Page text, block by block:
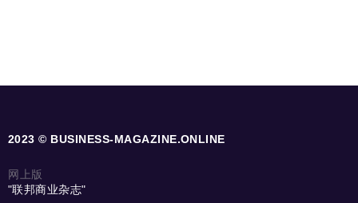
2023 © BUSINESS-MAGAZINE.ONLINE
网上版
"联邦商业杂志"